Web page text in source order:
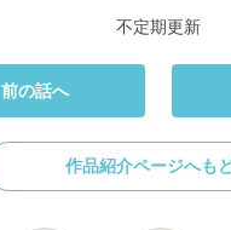
不定期更新
前の話へ
作品紹介ページへも